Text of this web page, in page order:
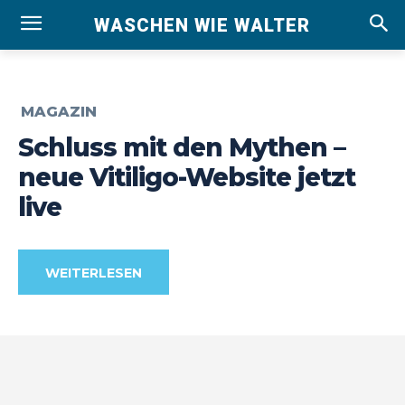
WASCHEN WIE WALTER
MAGAZIN
Schluss mit den Mythen –
neue Vitiligo-Website jetzt
live
WEITERLESEN